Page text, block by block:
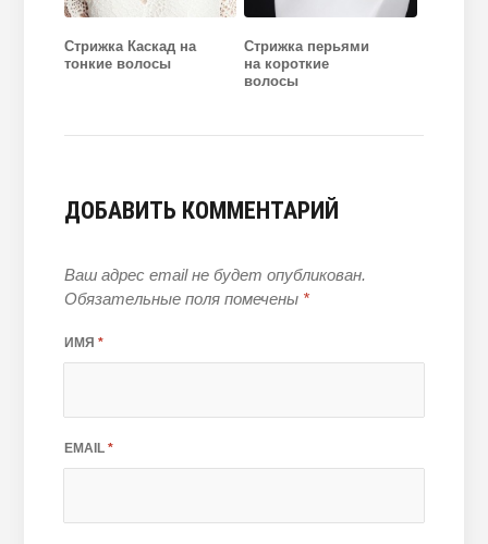
Стрижка Каскад на
тонкие волосы
Стрижка перьями
на короткие
волосы
ДОБАВИТЬ КОММЕНТАРИЙ
Ваш адрес email не будет опубликован.
Обязательные поля помечены *
ИМЯ *
EMAIL *